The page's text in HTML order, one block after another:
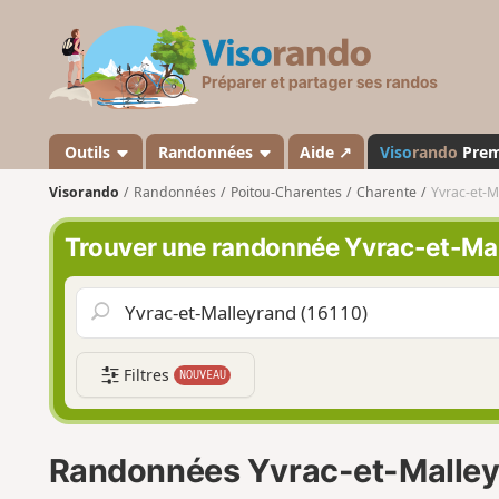
s
a
n
d
o
Outils Randonnées Aide ↗ Visorando
Visorando Randonnées Poitou-Charentes Charente Yvrac-et-
Trouver une randonnée Yvrac-et-
Filtres NOUVEAU
Randonnées Yvrac-et-